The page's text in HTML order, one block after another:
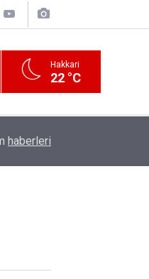
Hakkari
22 °C
Birim Fiyat Araması
haberleri